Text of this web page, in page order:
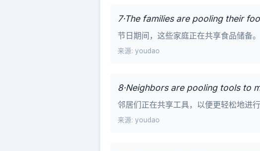
7·The families are pooling their
节日期间，这些家庭正在共享食品储备。
来源: youdao
8·Neighbors are pooling tools to
邻居们正在共享工具，以便更轻松地进行
来源: youdao